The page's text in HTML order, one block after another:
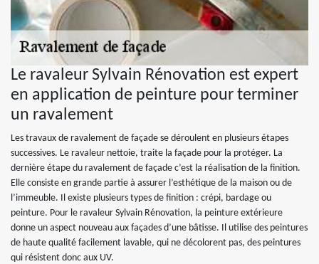
Le ravaleur Sylvain Rénovation est expert
en application de peinture pour terminer
un ravalement
Les travaux de ravalement de façade se déroulent en plusieurs étapes
successives. Le ravaleur nettoie, traite la façade pour la protéger. La
dernière étape du ravalement de façade c’est la réalisation de la finition.
Elle consiste en grande partie à assurer l’esthétique de la maison ou de
l’immeuble. Il existe plusieurs types de finition : crépi, bardage ou
peinture. Pour le ravaleur Sylvain Rénovation, la peinture extérieure
donne un aspect nouveau aux façades d’une bâtisse. Il utilise des peintures
de haute qualité facilement lavable, qui ne décolorent pas, des peintures
qui résistent donc aux UV.